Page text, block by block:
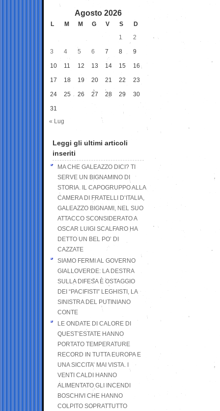
Agosto 2026
L M M G V S
D
1
2
3 4 5 6 7 8 9
10 11 12 13 14 15 16
17 18 19 20 21 22 23
24 25 26 27 28 29 30
31
« Lug
Leggi gli ultimi articoli
inseriti
MA CHE GALEAZZO DICI? TI
SERVE UN BIGNAMINO DI
STORIA. IL CAPOGRUPPO ALLA
CAMERA DI FRATELLI D’ITALIA,
GALEAZZO BIGNAMI, NEL SUO
ATTACCO SCONSIDERATO A
OSCAR LUIGI SCALFARO HA
DETTO UN BEL PO’ DI
CAZZATE
SIAMO FERMI AL GOVERNO
GIALLOVERDE: LA DESTRA
SULLA DIFESA È OSTAGGIO
DEI “PACIFISTI” LEGHISTI, LA
SINISTRA DEL PUTINIANO
CONTE
LE ONDATE DI CALORE DI
QUEST’ESTATE HANNO
PORTATO TEMPERATURE
RECORD IN TUTTA EUROPA E
UNA SICCITA’ MAI VISTA. I
VENTI CALDI HANNO
ALIMENTATO GLI INCENDI
BOSCHIVI CHE HANNO
COLPITO SOPRATTUTTO